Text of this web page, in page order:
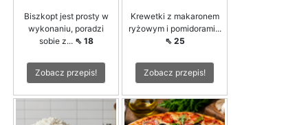
Biszkopt jest prosty w
wykonaniu, poradzi
sobie z... ⇖ 18
Zobacz przepis!
Krewetki z makaronem
ryżowym i pomidorami...
⇖ 25
Zobacz przepis!